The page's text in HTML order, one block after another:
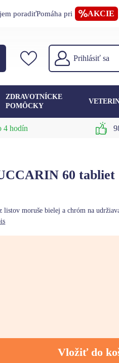
poradiťPomáha pri AKCIE
Prihlásiť sa
ZDRAVOTNÍCKE
POMÔCKY
4 hodín
60 tabliet
moruše bielej a chróm na
Vložiť do